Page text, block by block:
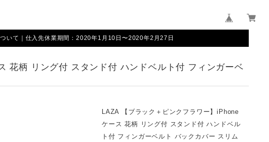
いて｜仕入先休業期間：2020年1月10日〜2020年2月27日
花柄 リング付 スタンド付 ハンドベルト付 フィンガーベ
LAZA 【ブラック＋ピンクフラワー】iPhone
ケース 花柄 リング付 スタンド付 ハンドベル
ト付 フィンガーベルト バックカバー スリム